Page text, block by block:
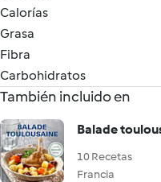
Calorías
Grasa
Fibra
Carbohidratos
También incluido en
Balade
10 Recetas
Francia